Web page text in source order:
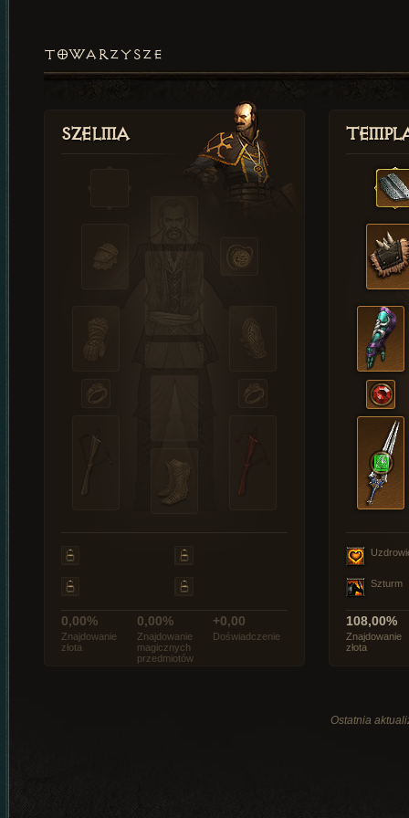
TOWARZYSZE
Szelma
0,00%
Znajdowanie
złota
0,00%
Znajdowanie
magicznych
przedmiotów
+0,00
Doświadczenie
Szturm
108,00%
Znajdowanie
złota
Ostatnia